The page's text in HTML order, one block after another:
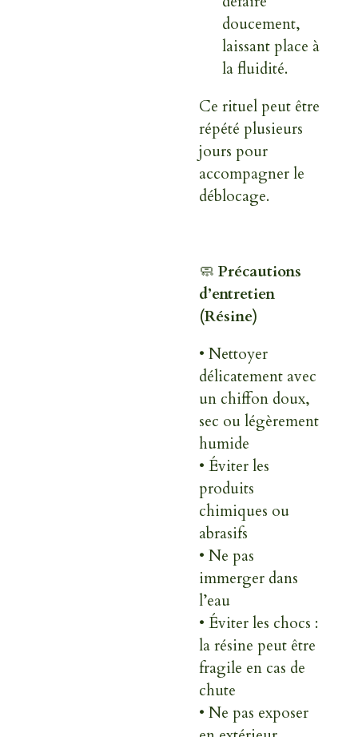
doucement,
laissant place à
la fluidité.
Ce rituel peut être
répété plusieurs
jours pour
accompagner le
déblocage.
🧼 Précautions
d’entretien
(Résine)
• Nettoyer
délicatement avec
un chiffon doux,
sec ou légèrement
humide
• Éviter les
produits
chimiques ou
abrasifs
• Ne pas
immerger dans
l’eau
• Éviter les chocs :
la résine peut être
fragile en cas de
chute
• Ne pas exposer